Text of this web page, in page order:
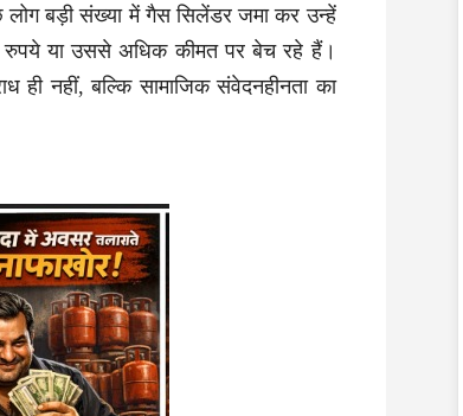
बड़ी संख्या में गैस सिलेंडर जमा कर उन्हें
रुपये या उससे अधिक कीमत पर बेच रहे हैं।
ही नहीं, बल्कि सामाजिक संवेदनहीनता का